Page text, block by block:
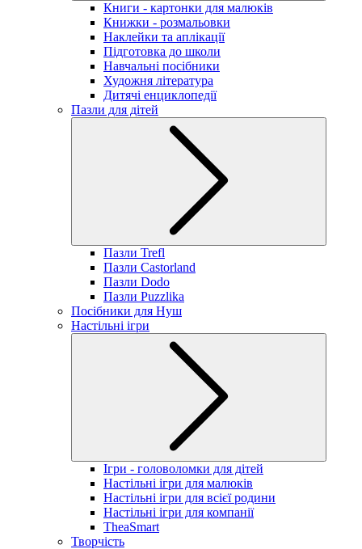
Книги - картонки для малюків
Книжки - розмальовки
Наклейки та аплікації
Підготовка до школи
Навчальні посібники
Художня література
Дитячі енциклопедії
Пазли для дітей
Пазли Trefl
Пазли Castorland
Пазли Dodo
Пазли Puzzlika
Посібники для Нуш
Настільні ігри
Ігри - головоломки для дітей
Настільні ігри для малюків
Настільні ігри для всієї родини
Настільні ігри для компанії
TheaSmart
Творчість